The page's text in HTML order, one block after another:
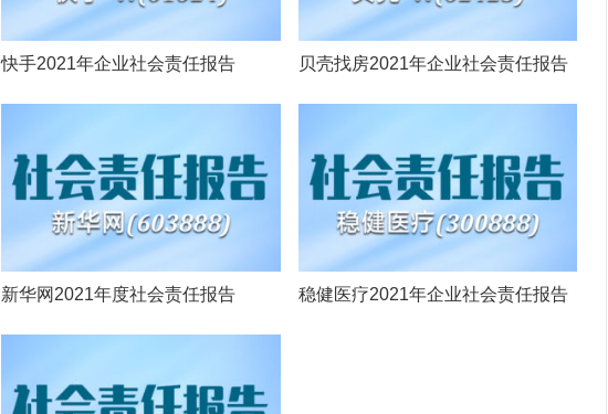
快手2021年企业社会责任报告 贝壳找房2021年企业社会责任报告
新华网2021年度社会责任报告 稳健医疗2021年企业社会责任报告